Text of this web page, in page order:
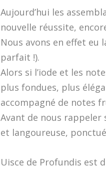
Aujourd’hui les
nouvelle réussite,
Nous avons en effet eu
parfait !).
Alors si l’iode et les
plus fondues, plus
accompagné de notes
Avant de nous
et langoureuse,
Uisce de Profundis est